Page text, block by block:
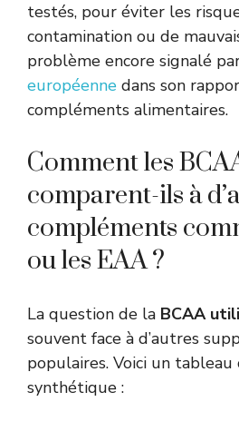
testés, pour éviter les
contamination ou de
problème encore signalé
européenne dans son
compléments alimentaires.
Comment les
comparent-ils à
compléments
ou les EAA ?
La question de la BCAA
souvent face à d’autres
populaires. Voici un
synthétique :